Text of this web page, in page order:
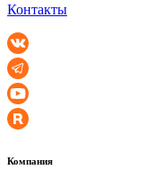
Контакты
Компания